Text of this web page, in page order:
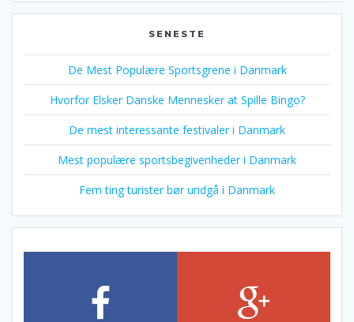
SENESTE
De Mest Populære Sportsgrene i Danmark
Hvorfor Elsker Danske Mennesker at Spille Bingo?
De mest interessante festivaler i Danmark
Mest populære sportsbegivenheder i Danmark
Fem ting turister bør undgå i Danmark